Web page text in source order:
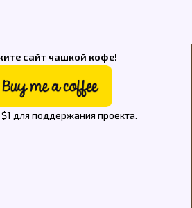
сайт чашкой кофе!
для поддержания проекта.